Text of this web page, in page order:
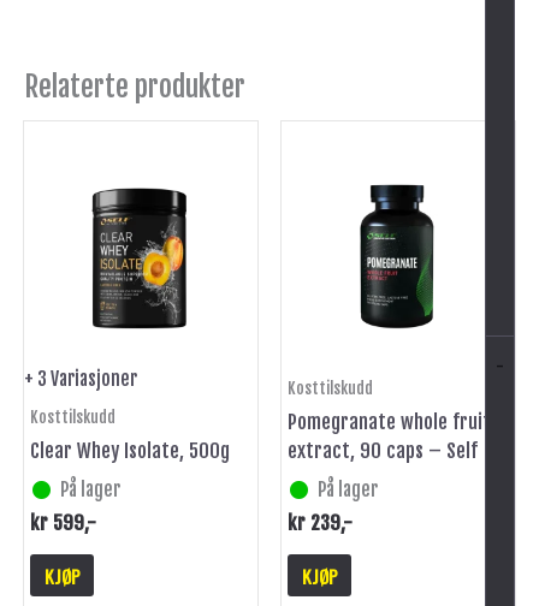
-
Relaterte produkter
+ 3 Variasjoner
Kosttilskudd
Clear Whey Isolate, 500g
På lager
kr 599,-
KJØP
har
flere
varianter.
Alternativene
kan
velges
på
produktsiden
Kosttilskudd
Pomegranate whole fruit
extract, 90 caps – Self
På lager
kr 239,-
KJØP